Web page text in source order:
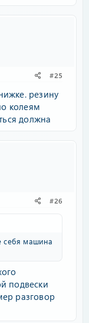
#25
резину
колеям
должна
#26
себя машина
подвески
разговор